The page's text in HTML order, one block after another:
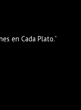
en Cada Plato.”